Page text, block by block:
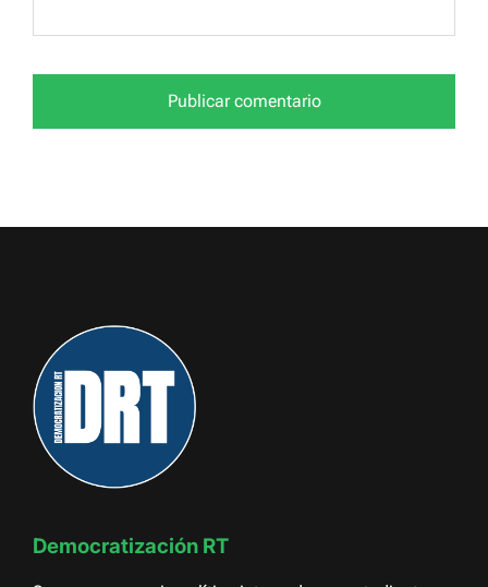
Democratización RT